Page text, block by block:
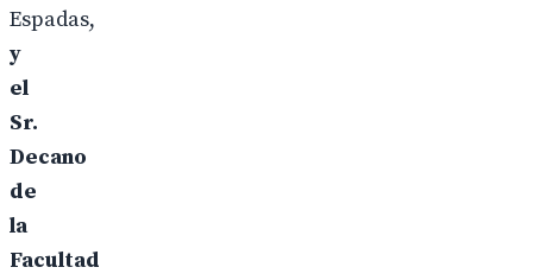
Espadas,
y
el
Sr.
Decano
de
la
Facultad